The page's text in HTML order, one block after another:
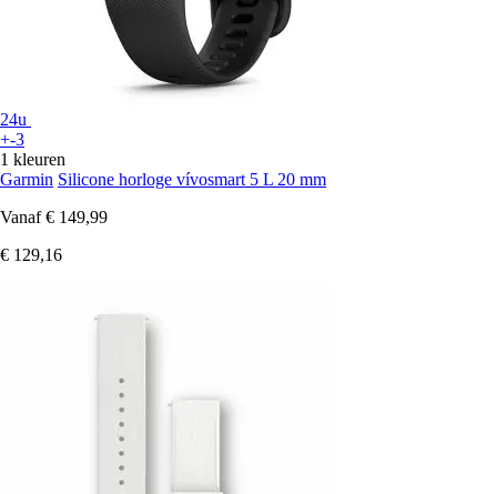
24u
+-3
1 kleuren
Garmin Silicone horloge vívosmart 5 L 20 mm
Vanaf € 149,99
€ 129,16